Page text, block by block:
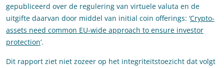
gepubliceerd over de regulering van virtuele valuta en de
uitgifte daarvan door middel van initial coin offerings: ‘Crypto-
assets need common EU-wide approach to ensure investor
protection’.
Dit rapport ziet niet zozeer op het integriteitstoezicht dat volgt